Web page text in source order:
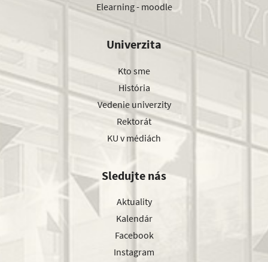
Elearning - moodle
Univerzita
Kto sme
História
Vedenie univerzity
Rektorát
KU v médiách
Sledujte nás
Aktuality
Kalendár
Facebook
Instagram